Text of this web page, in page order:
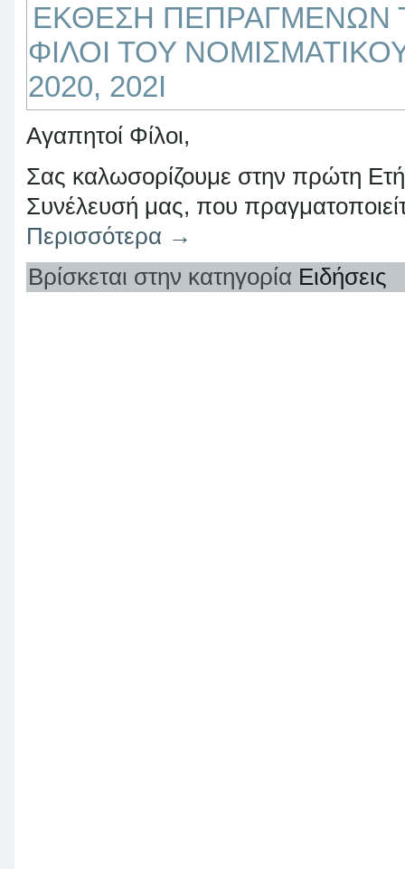
ΕΚΘΕΣΗ ΠΕΠΡΑΓΜΕΝΩΝ
ΦΙΛΟΙ ΤΟΥ
2020, 202Ι
Αγαπητοί Φίλοι,
Σας καλωσορίζουμε στην πρώτη
Συνέλευσή μας, που
Περισσότερα →
Βρίσκεται στην κατηγορία Ειδήσεις